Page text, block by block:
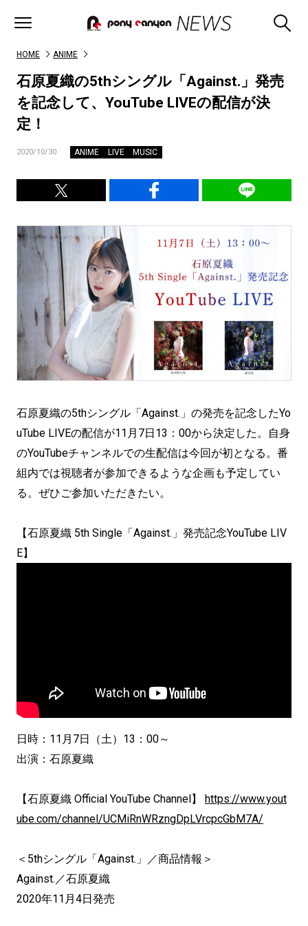
HOME ANIME
石原夏織の5thシングル「Against.」発売
を記念して、YouTube LIVEの配信が決
定！
2020/10/30 ANIME LIVE MUSIC
石原夏織の5thシングル「Against.」の発売を記念したYo
uTube LIVEの配信が11月7日13：00から決定した。自身
のYouTubeチャンネルでの生配信は今回が初となる。番
組内では視聴者が参加できるような企画も予定してい
る。ぜひご参加いただきたい。
【石原夏織 5th Single「Against.」発売記念YouTube LIV
E】
日時：11月7日（土）13：00～
出演：石原夏織
【石原夏織 Official YouTube Channel】 https://www.yout
ube.com/channel/UCMiRnWRzngDpLVrcpcGbM7A/
＜5thシングル「Against.」／商品情報＞
Against.／石原夏織
2020年11月4日発売